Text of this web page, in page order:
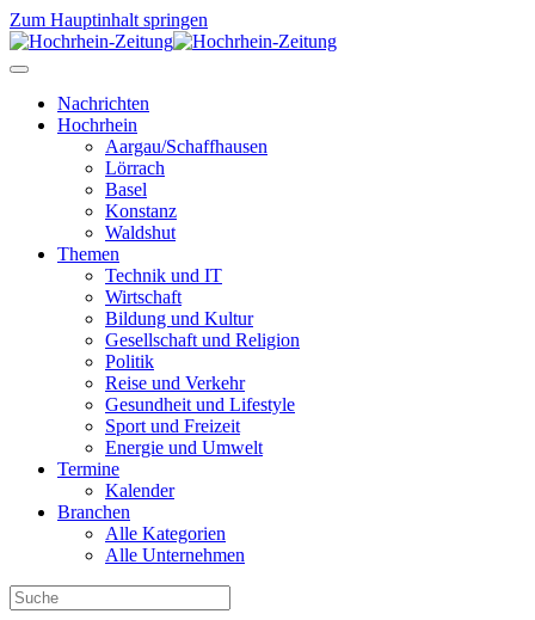
Zum Hauptinhalt springen
Nachrichten
Hochrhein
Aargau/Schaffhausen
Lörrach
Basel
Konstanz
Waldshut
Themen
Technik und IT
Wirtschaft
Bildung und Kultur
Gesellschaft und Religion
Politik
Reise und Verkehr
Gesundheit und Lifestyle
Sport und Freizeit
Energie und Umwelt
Termine
Kalender
Branchen
Alle Kategorien
Alle Unternehmen